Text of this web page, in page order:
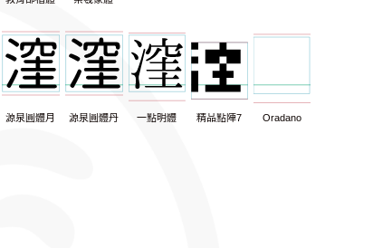
源泉圓體月 源泉圓體丹 一點明體 精品點陣7 Oradano